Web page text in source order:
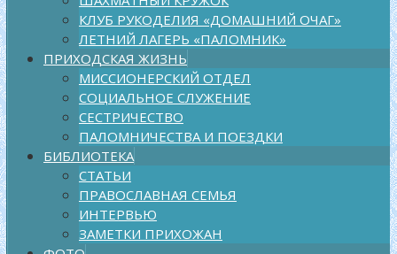
КЛУБ РУКОДЕЛИЯ «ДОМАШНИЙ ОЧАГ»
ЛЕТНИЙ ЛАГЕРЬ «ПАЛОМНИК»
ПРИХОДСКАЯ ЖИЗНЬ
МИССИОНЕРСКИЙ ОТДЕЛ
СОЦИАЛЬНОЕ СЛУЖЕНИЕ
СЕСТРИЧЕСТВО
ПАЛОМНИЧЕСТВА И ПОЕЗДКИ
БИБЛИОТЕКА
СТАТЬИ
ПРАВОСЛАВНАЯ СЕМЬЯ
ИНТЕРВЬЮ
ЗАМЕТКИ ПРИХОЖАН